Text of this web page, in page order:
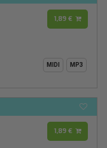
1,89 €
MIDI MP3
1,89 €